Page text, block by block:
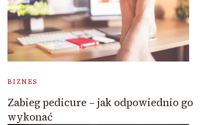
BIZNES
Zabieg pedicure – jak odpowiednio go
wykonać